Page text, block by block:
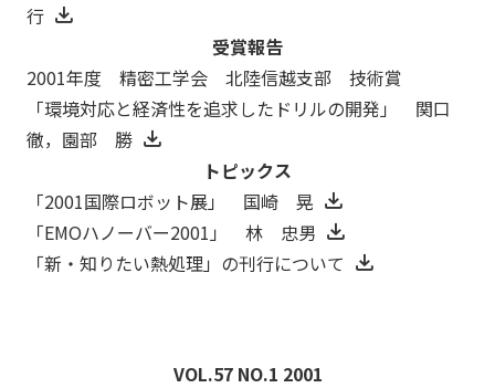
行
受賞報告
2001年度 精密工学会 北陸信越支部 技術賞
「環境対応と経済性を追求したドリルの開発」 関口
徹，園部 勝
トピックス
「2001国際ロボット展」 国崎 晃
「EMOハノーバー2001」 林 忠男
「新・知りたい熱処理」の刊行について
VOL.57 NO.1 2001